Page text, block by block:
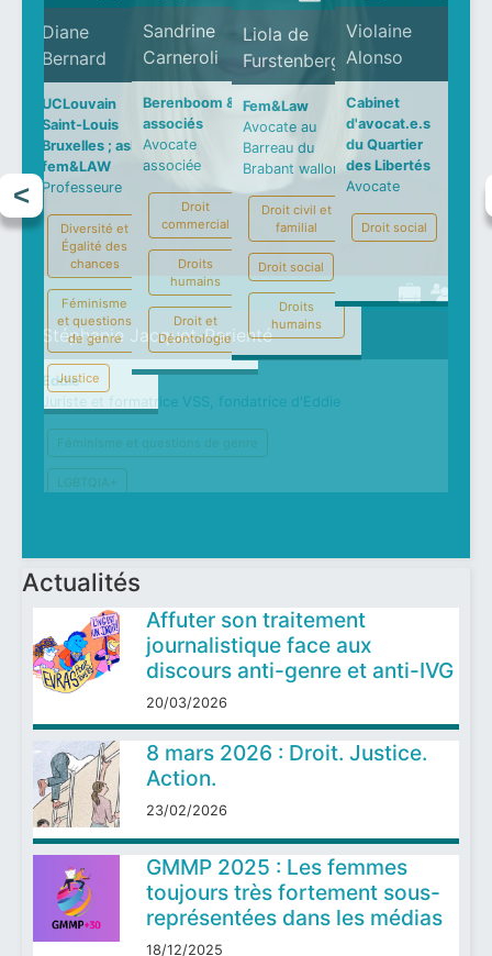
Diane
Bernard
UCLouvain
Saint-Louis
Bruxelles ; asbl
fem&LAW
Professeure
Diversité et
Égalité des
chances
Féminisme
et questions
de genre
Justice
Sandrine
Carneroli
Berenboom &
associés
Avocate
associée
Droit
commercial
Droits
humains
Droit et
Déontologie
Liola de
Furstenberg
Fem&Law
Avocate au
Barreau du
Brabant wallon
Droit civil et
familial
Droit social
Droits
humains
Violaine
Alonso
Cabinet
d'avocat.e.s
du Quartier
des Libertés
Avocate
Droit social
Stéphanie Jacquet-Parienté
Eddie
Juriste et formatrice VSS, fondatrice d'Eddie
Féminisme et questions de genre
LGBTQIA+
PrécédentSuivant
Actualités
Affuter son traitement
journalistique face aux
discours anti-genre et anti-IVG
20/03/2026
8 mars 2026 : Droit. Justice.
Action.
23/02/2026